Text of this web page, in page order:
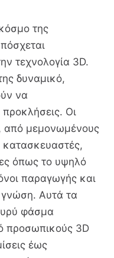
της
τεχνολογία 3D.
δυναμικό,
να
προκλήσεις. Οι
από μεμονωμένους
κατασκευαστές,
όπως το υψηλό
παραγωγής και
γνώση. Αυτά τα
φάσμα
προσωπικούς 3D
έως